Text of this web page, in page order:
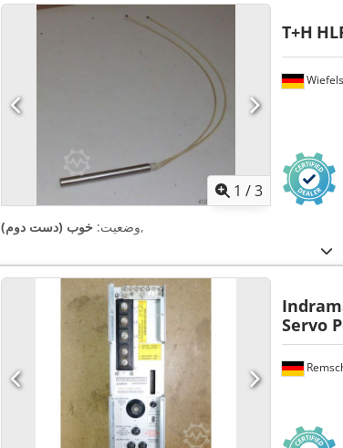
1 /3
T+H
وضعیت: خوب (دست دوم) ,
Servo